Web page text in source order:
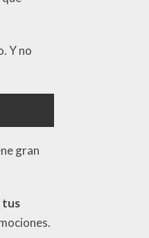
Y no
gran
tus